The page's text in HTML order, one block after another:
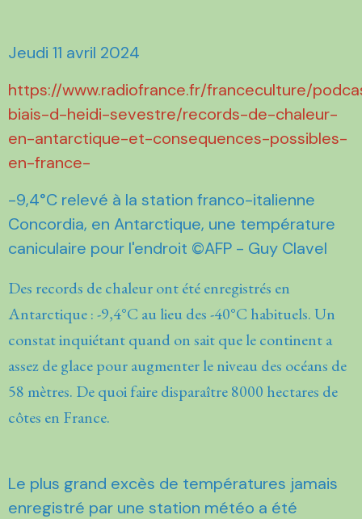
Jeudi 11 avril 2024
https://www.radiofrance.fr/franceculture/
biais-d-heidi-sevestre/records-de-chaleur-
en-antarctique-et-consequences-possibles-
en-france-
-9,4°C relevé à la station franco-italienne
Concordia, en Antarctique, une température
caniculaire pour l'endroit ©AFP - Guy Clavel
Des records de chaleur ont été enregistrés en
Antarctique : -9,4°C au lieu des -40°C habituels. Un
constat inquiétant quand on sait que le continent a
assez de glace pour augmenter le niveau des océans de
58 mètres. De quoi faire disparaître 8000 hectares de
côtes en France.
Le plus grand excès de températures jamais
enregistré par une station météo a été